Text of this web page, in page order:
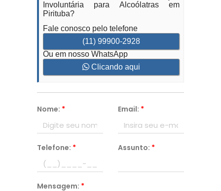
Involuntária para Alcoólatras em
Pirituba?
Fale conosco pelo telefone
(11) 99900-2928
Ou em nosso WhatsApp
Clicando aqui
Nome: * Email: *
Telefone: * Assunto: *
Mensagem: *